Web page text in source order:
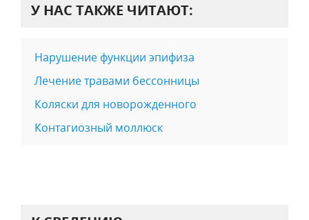
У НАС ТАКЖЕ ЧИТАЮТ:
Нарушение функции эпифиза
Лечение травами бессонницы
Коляски для новорожденного
Контагиозный моллюск